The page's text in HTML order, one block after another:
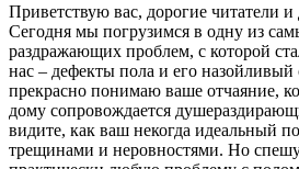
Приветствую вас, дорогие читатели
Сегодня мы погрузимся в одну из
раздражающих проблем, с которой
нас – дефекты пола и его назойливый
прекрасно понимаю ваше отчаяние,
дому сопровождается
видите, как ваш некогда идеальный
трещинами и неровностями. Но спешу